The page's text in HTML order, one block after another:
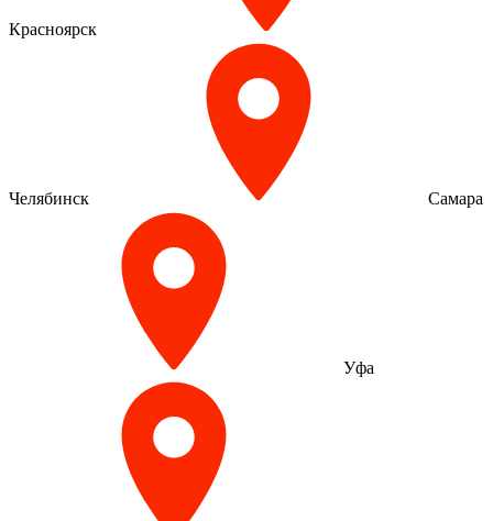
Красноярск
Челябинск Самара
Уфа